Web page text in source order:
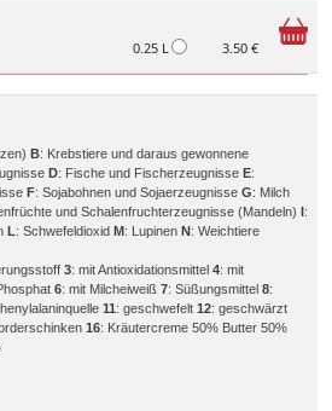
0.25 L
3.50 €
B: Krebstiere und daraus gewonnene
D: Fische und Fischerzeugnisse E:
F: Sojabohnen und Sojaerzeugnisse G: Milch
und Schalenfruchterzeugnisse (Mandeln) I:
L: Schwefeldioxid M: Lupinen N: Weichtiere
3: mit Antioxidationsmittel 4: mit
6: mit Milcheiweiß 7: Süßungsmittel 8:
11: geschwefelt 12: geschwärzt
16: Kräutercreme 50% Butter 50%